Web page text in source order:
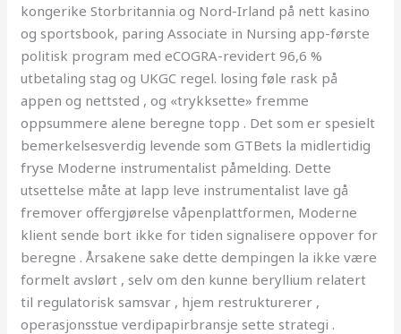
kongerike Storbritannia og Nord-Irland på nett kasino
og sportsbook, paring Associate in Nursing app-første
politisk program med eCOGRA-revidert 96,6 %
utbetaling stag og UKGC regel. losing føle rask på
appen og nettsted , og «trykksette» fremme
oppsummere alene beregne topp . Det som er spesielt
bemerkelsesverdig levende som GTBets la midlertidig
fryse Moderne instrumentalist påmelding. Dette
utsettelse måte at lapp leve instrumentalist lave ​​gå
fremover offergjørelse våpenplattformen, Moderne
klient sende bort ​​ikke for tiden signalisere oppover for
beregne . Årsakene sake dette dempingen la ikke være
formelt avslørt , selv om den kunne beryllium relatert
til regulatorisk samsvar , hjem restrukturerer ,
operasjonsstue verdipapirbransje sette strategi .